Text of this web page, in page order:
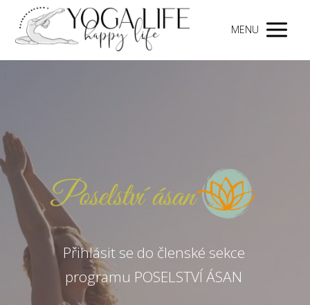
MENU
Přihlásit se do členské sekce
programu POSELSTVÍ ÁSAN